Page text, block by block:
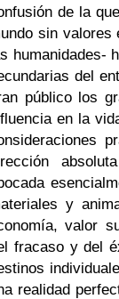
de la
sin
humanidades-
del
público los
en la
y
valor
fracaso y del
realidad